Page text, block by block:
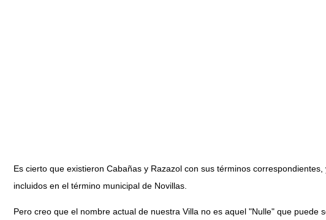
Es cierto que existieron Cabañas y Razazol con sus términos
incluidos en el término municipal de Novillas.
Pero creo que el nombre actual de nuestra Villa no es aquel "Nulle" que